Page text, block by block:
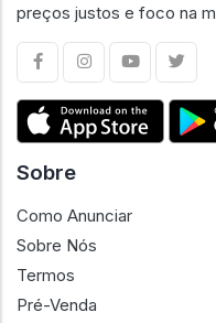
preços justos e foco na
Sobre
Como Anunciar
Sobre Nós
Termos
Pré-Venda